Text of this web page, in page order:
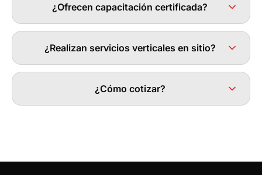
¿Ofrecen capacitación certificada?
¿Realizan servicios verticales en sitio?
¿Cómo cotizar?